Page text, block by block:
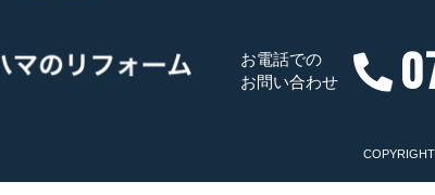
お電話での
お問い合わせ